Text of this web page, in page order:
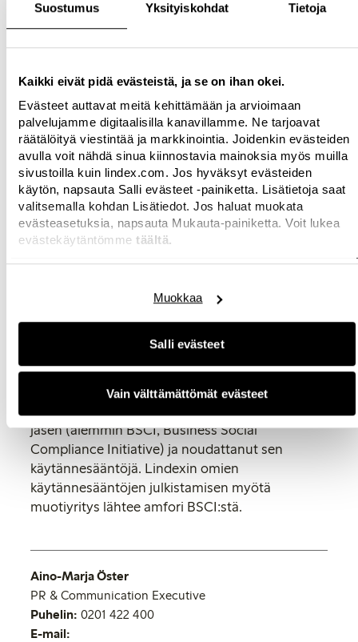
Suostumus Yksityiskohdat Tietoja
Kaikki eivät pidä evästeistä, ja se on ihan okei.
Evästeet auttavat meitä kehittämään ja arvioimaan
palvelujamme digitaalisilla kanavillamme. Ne tarjoavat
räätälöityä viestintää ja markkinointia. Joidenkin evästeiden
avulla voit nähdä sinua kiinnostavia mainoksia myös muilla
sivustoilla kuin lindex.com. Jos hyväksyt evästeiden
käytön, napsauta Salli evästeet -painiketta. Lisätietoja saat
valitsemalla kohdan Lisätiedot. Jos haluat muokata
evästeasetuksia, napsauta Mukauta-painiketta. Voit lukea
evästekäytäntömme täältä.
Salli evästeet
Muokkaa
Vain välttämättömät evästeet
sanoo Lindexin Corporate Sustainability
tavoitteita, joiden saavuttamisen kannalta
sukupuolten välisen tasa-arvon edistäminen on
olennaisen tärkeää. Aiemmin tänä vuonna
Lindex julkaisi kestävyyslupauksen, jonka
tarkoituksensa on muutoksen aikaansaaminen
tulevia sukupolvia varten. Naisten
voimaannuttaminen on lupauksen keskiössä ja
sen tavoitteet ovat samat kuin YK:n kestävän
kehityksen tavoite 5:sukupuolten välinen tasa-
arvo.Lue Lindexin kestävyyslupaus
kuuluvat palkat, työolot, ammatillinen
järjestäytymisvapaus, jne. Lindexillä on ollut
käytännesäännöt vuodesta 1997 lähtien, ja
jäsen (aiemmin BSCI, Business Social
Compliance Initiative) ja noudattanut sen
käytännesääntöjä. Lindexin omien
käytännesääntöjen julkistamisen myötä
muotiyritys lähtee amfori BSCI:stä.
Aino-Marja Öster
PR & Communication Executive
Puhelin: 0201 422 400
E-mail: